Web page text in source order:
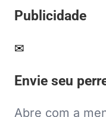
Publicidade
✉
Envie seu
Abre com a